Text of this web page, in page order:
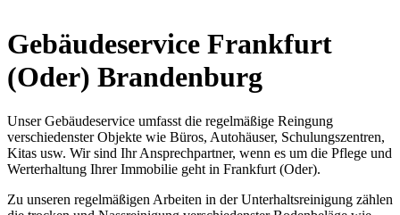
Gebäudeservice Frankfurt
(Oder) Brandenburg
Unser Gebäudeservice umfasst die regelmäßige Reingung
verschiedenster Objekte wie Büros, Autohäuser, Schulungszentren,
Kitas usw. Wir sind Ihr Ansprechpartner, wenn es um die Pflege und
Werterhaltung Ihrer Immobilie geht in Frankfurt (Oder).
Zu unseren regelmäßigen Arbeiten in der Unterhaltsreinigung zählen